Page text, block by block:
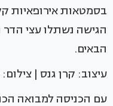
בסמטאות אירופאיות
הגישה נשתלו עצי הדר
הבאים.
עיצוב: קרן גנס |
עם הכניסה למבואה